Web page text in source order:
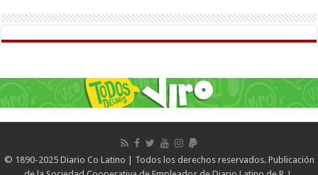
© 1890-2025 Diario Co Latino | Todos los derechos reservados. Publicación